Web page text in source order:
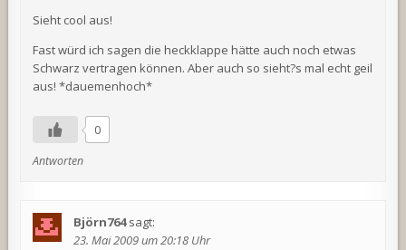
Sieht cool aus!
Fast würd ich sagen die heckklappe hätte auch noch etwas
Schwarz vertragen können. Aber auch so sieht?s mal echt geil
aus! *dauemenhoch*
0
Antworten
Björn764sagt:
23. Mai 2009 um 20:18 Uhr